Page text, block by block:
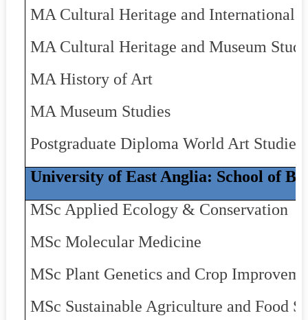
MA Cultural Heritage and International
MA Cultural Heritage and Museum
MA History of Art
MA Museum Studies
Postgraduate Diploma World Art Studies
University of East Anglia: School of
MSc Applied Ecology & Conservation
MSc Molecular Medicine
MSc Plant Genetics and Crop
MSc Sustainable Agriculture and Food